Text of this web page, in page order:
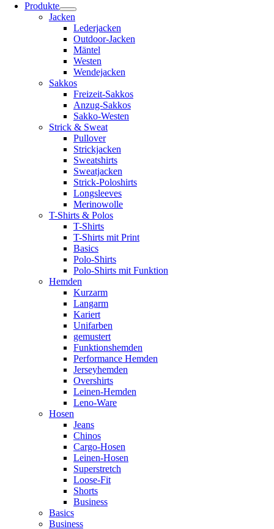
Produkte
Jacken
Lederjacken
Outdoor-Jacken
Mäntel
Westen
Wendejacken
Sakkos
Freizeit-Sakkos
Anzug-Sakkos
Sakko-Westen
Strick & Sweat
Pullover
Strickjacken
Sweatshirts
Sweatjacken
Strick-Poloshirts
Longsleeves
Merinowolle
T-Shirts & Polos
T-Shirts
T-Shirts mit Print
Basics
Polo-Shirts
Polo-Shirts mit Funktion
Hemden
Kurzarm
Langarm
Kariert
Unifarben
gemustert
Funktionshemden
Performance Hemden
Jerseyhemden
Overshirts
Leinen-Hemden
Leno-Ware
Hosen
Jeans
Chinos
Cargo-Hosen
Leinen-Hosen
Superstretch
Loose-Fit
Shorts
Business
Basics
Business